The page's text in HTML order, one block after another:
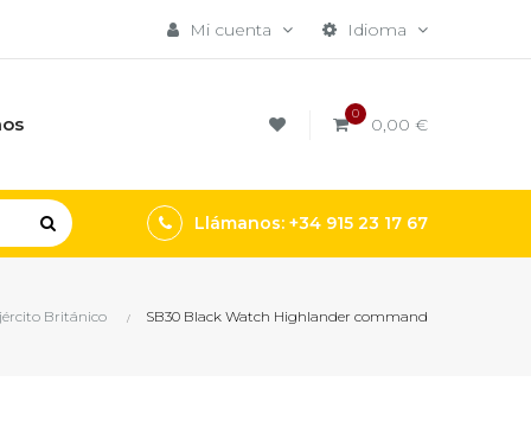
Idioma
Mi cuenta
0 0,00 €
Llámanos: +34 915 23 17 67
Británico SB30 Black Watch Highlander command